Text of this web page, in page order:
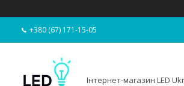
+380 (67) 171-15-05
Інтернет-магазин LED